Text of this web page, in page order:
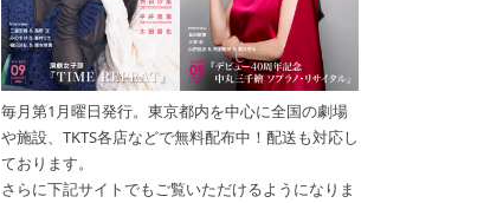
毎月第1月曜日発行。東京都内を中心に全国の劇場
や施設、TKTS各店などで無料配布中！配送も対応し
ております。
さらに下記サイトでもご覧いただけるようになりま